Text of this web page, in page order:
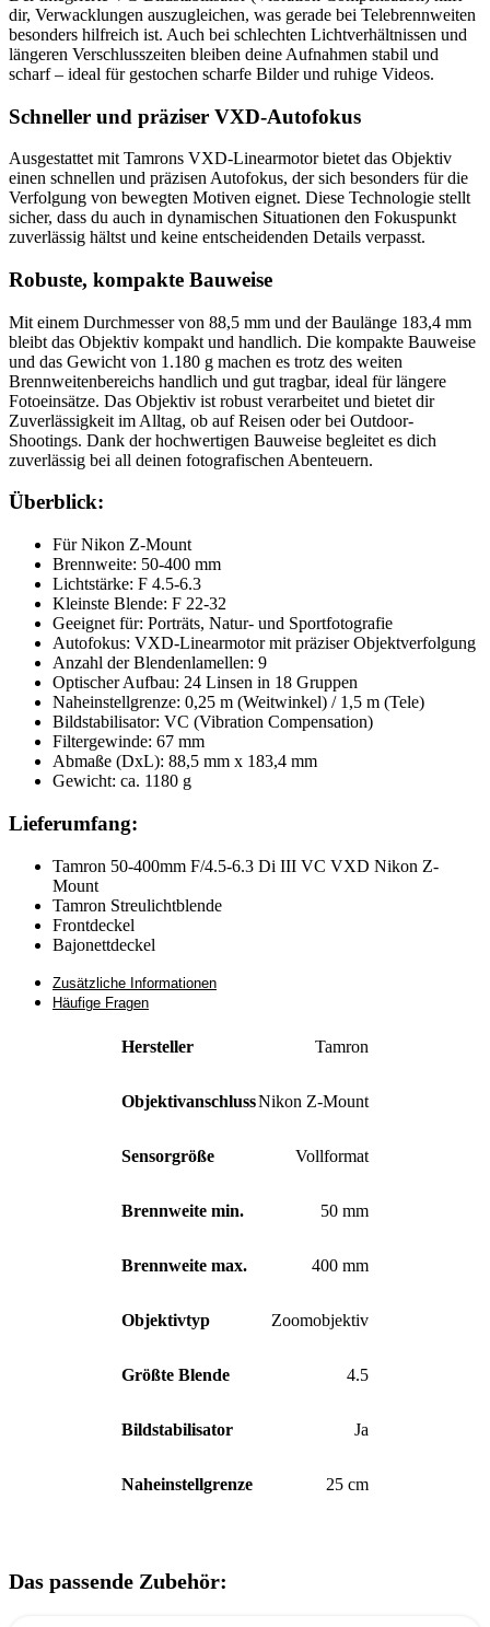
dir, Verwacklungen auszugleichen, was gerade bei Telebrennweiten
besonders hilfreich ist. Auch bei schlechten Lichtverhältnissen und
längeren Verschlusszeiten bleiben deine Aufnahmen stabil und
scharf – ideal für gestochen scharfe Bilder und ruhige Videos.
Schneller und präziser VXD-Autofokus
Ausgestattet mit Tamrons VXD-Linearmotor bietet das Objektiv
einen schnellen und präzisen Autofokus, der sich besonders für die
Verfolgung von bewegten Motiven eignet. Diese Technologie stellt
sicher, dass du auch in dynamischen Situationen den Fokuspunkt
zuverlässig hältst und keine entscheidenden Details verpasst.
Robuste, kompakte Bauweise
Mit einem Durchmesser von 88,5 mm und der Baulänge 183,4 mm
bleibt das Objektiv kompakt und handlich. Die kompakte Bauweise
und das Gewicht von 1.180 g machen es trotz des weiten
Brennweitenbereichs handlich und gut tragbar, ideal für längere
Fotoeinsätze. Das Objektiv ist robust verarbeitet und bietet dir
Zuverlässigkeit im Alltag, ob auf Reisen oder bei Outdoor-
Shootings. Dank der hochwertigen Bauweise begleitet es dich
zuverlässig bei all deinen fotografischen Abenteuern.
Überblick:
Für Nikon Z-Mount
Brennweite: 50-400 mm
Lichtstärke: F 4.5-6.3
Kleinste Blende: F 22-32
Geeignet für: Porträts, Natur- und Sportfotografie
Autofokus: VXD-Linearmotor mit präziser Objektverfolgung
Anzahl der Blendenlamellen: 9
Optischer Aufbau: 24 Linsen in 18 Gruppen
Naheinstellgrenze: 0,25 m (Weitwinkel) / 1,5 m (Tele)
Bildstabilisator: VC (Vibration Compensation)
Filtergewinde: 67 mm
Abmaße (DxL): 88,5 mm x 183,4 mm
Gewicht: ca. 1180 g
Lieferumfang:
Tamron 50-400mm F/4.5-6.3 Di III VC VXD Nikon Z-
Mount
Tamron Streulichtblende
Frontdeckel
Bajonettdeckel
Zusätzliche Informationen
Häufige Fragen
Hersteller Tamron
ObjektivanschlussNikon Z-Mount
Sensorgröße Vollformat
Brennweite min. 50 mm
Brennweite max. 400 mm
Objektivtyp Zoomobjektiv
Größte Blende 4.5
Bildstabilisator Ja
Naheinstellgrenze 25 cm
Das passende Zubehör: